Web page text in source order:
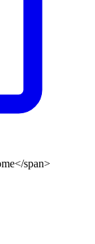
span>